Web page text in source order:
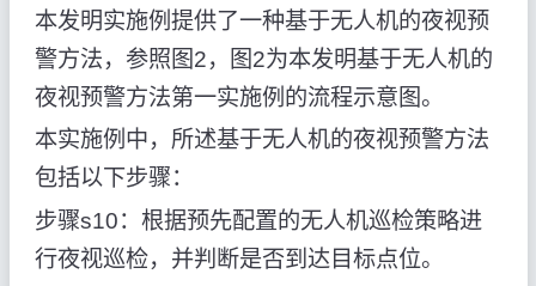
本发明实施例提供了一种基于无人机的夜视预
警方法，参照图2，图2为本发明基于无人机的
夜视预警方法第一实施例的流程示意图。
本实施例中，所述基于无人机的夜视预警方法
包括以下步骤：
步骤s10：根据预先配置的无人机巡检策略进
行夜视巡检，并判断是否到达目标点位。